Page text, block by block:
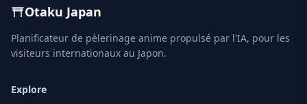
Otaku Japan
Planificateur de pèlerinage anime propulsé par l'IA, pour les
visiteurs internationaux au Japon.
Explore